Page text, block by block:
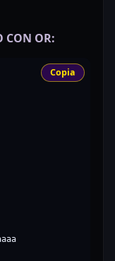
CON OR:
Copia